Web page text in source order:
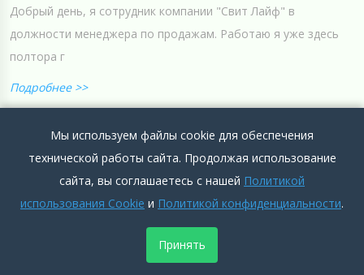
Добрый день, я сотрудник компании "Свит Лайф" в
должности менеджера по продажам. Работаю я уже здесь
полтора г
Подробнее >>
Всё устраивает
Подробнее >>
Добавить комментарий
Мы используем файлы cookie для обеспечения
технической работы сайта. Продолжая использование
сайта, вы соглашаетесь с нашей Политикой
использования Cookie и Политикой конфиденциальности.
Принять